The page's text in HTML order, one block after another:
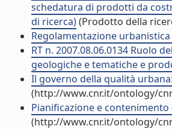
schedatura di prodotti da
di ricerca)(Prodotto della
Regolamentazione
RT n. 2007.08.06.0134 Ruolo
geologiche e tematiche e
Il governo della qualità
(http://www.cnr.it/ontology/
Pianificazione e
(http://www.cnr.it/ontology/